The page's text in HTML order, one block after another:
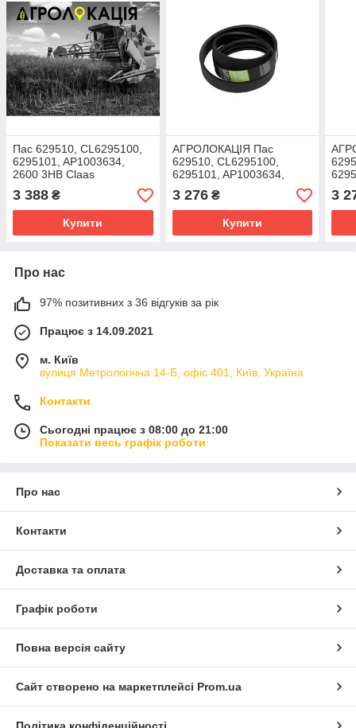
Пас 629510, CL6295100,
6295101, AP1003634,
2600 3HB Claas
3 388 ₴
Купити
АГРОЛОКАЦІЯ Пас
629510, CL6295100,
6295101, AP1003634,
2600 3HB Claas
(унікальний ID: 629510)
3 276₴
Купити
3
Про нас
97% позитивних з 36 відгуків за рік
Працює з 14.09.2021
м. Київ
вулиця Метрологічна 14-Б, офіс 401, Київ, Україна
Контакти
Сьогодні працює з 08:00 до 21:00
Показати весь графік роботи
Про нас
Контакти
Доставка та оплата
Графік роботи
Повна версія сайту
Сайт створено на маркетплейсі Prom.ua